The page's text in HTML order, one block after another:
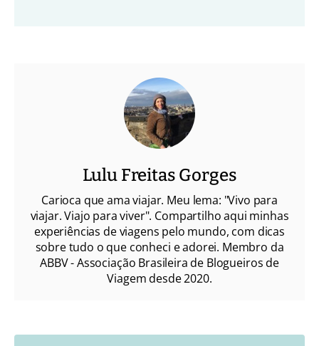
Lulu Freitas Gorges
Carioca que ama viajar. Meu lema: "Vivo para
viajar. Viajo para viver". Compartilho aqui minhas
experiências de viagens pelo mundo, com dicas
sobre tudo o que conheci e adorei. Membro da
ABBV - Associação Brasileira de Blogueiros de
Viagem desde 2020.